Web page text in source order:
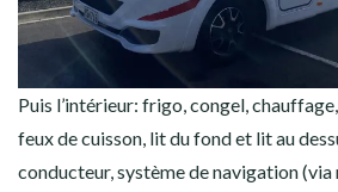
Puis l’intérieur: frigo, congel,
feux de cuisson, lit du fond et lit au
conducteur, système de navigation